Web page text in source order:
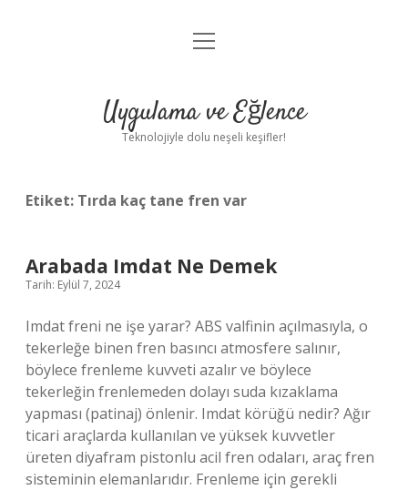
Anasayfa
Yasal Uyarı
menüyü
Uygulama ve Eğlence
Teknolojiyle dolu neşeli keşifler!
Etiket: Tırda kaç tane fren var
Arabada Imdat Ne Demek
Tarih: Eylül 7, 2024
Imdat freni ne işe yarar? ABS valfinin açılmasıyla, o
tekerleğe binen fren basıncı atmosfere salınır,
böylece frenleme kuvveti azalır ve böylece
tekerleğin frenlemeden dolayı suda kızaklama
yapması (patinaj) önlenir. Imdat körüğü nedir? Ağır
ticari araçlarda kullanılan ve yüksek kuvvetler
üreten diyafram pistonlu acil fren odaları, araç fren
sisteminin elemanlarıdır. Frenleme için gerekli